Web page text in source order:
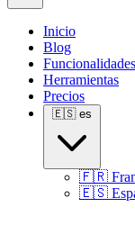
Inicio
Blog
Funcionalidades
Herramientas
Precios
🇪🇸 es
🇫🇷
🇪🇸